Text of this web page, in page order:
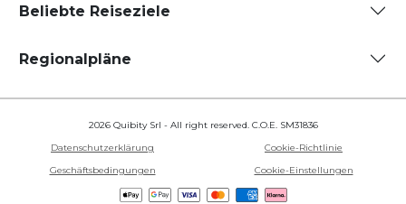
Beliebte Reiseziele
Regionalpläne
2026 Quibity Srl - All right reserved. C.O.E. SM31836
Datenschutzerklärung
Cookie-Richtlinie
Geschäftsbedingungen
Cookie-Einstellungen